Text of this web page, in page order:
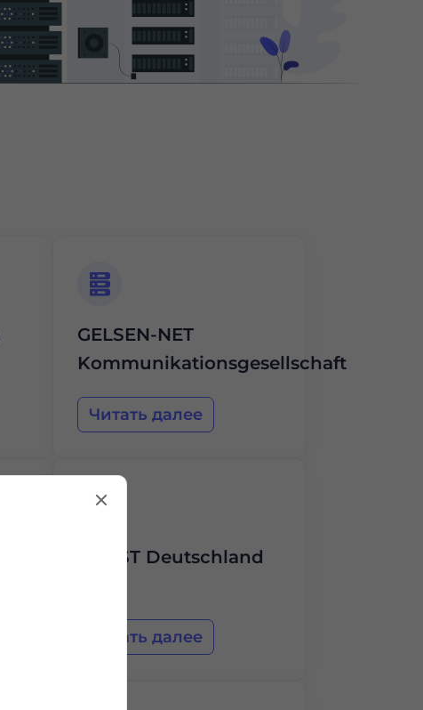
GELSEN-NET
Kommunikationsgesellschaft
Читать далее
CCNST Deutschland
Читать далее